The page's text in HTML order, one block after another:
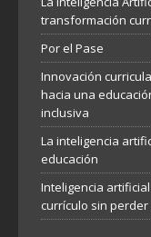
transformación
Por el Pase
Innovación
hacia una
inclusiva
La inteligencia
educación
Inteligencia
currículo sin